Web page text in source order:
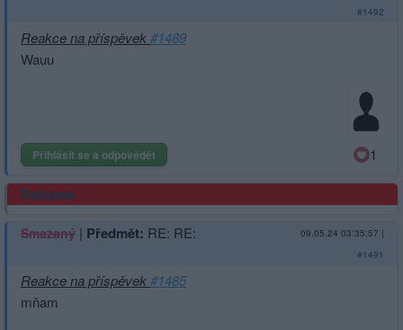
#1492
Reakce na příspěvek#1489
Wauu
Přihlásit se a odpovědět 1
Reklama
Smazaný | Předmět: RE: RE: 09.05.24 03:35:57 |
#1491
Reakce na příspěvek#1485
mňam